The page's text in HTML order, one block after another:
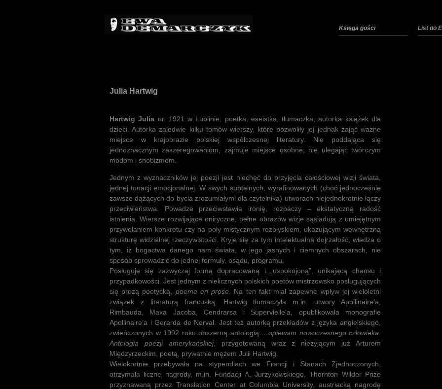
Księga gości List do
Julia Hartwig
Hartwig Julia ur. 1921 w Lublinie, poetka, eseistka, tłumaczka, autorka książek dla
dzieci. Autorka zaledwie kilku tomów wierszy, które pozwoliły jej jednak zająć ważne
miejsce w krajobrazie polskiej współczesnej literatury. Nie poddająca się
jednoznacznym zaszeregowaniom, zajmuje miejsce osobne, nie ulegając twórczym
modom i snobizmom.
Jednym z wyznaczników jej poezji jest niechęć do przyjęcia całościowej wizji świata,
jednej tonacji emocjonalnej. W swych subtelnych, wyrafinowanych (choć jednocześnie
zawsze dążących do bycia zrozumiałymi dla czytelnika) utworach niejednokrotnie łączy
przeciwieństwa. Powadze przeciwstawia ironię, rozpaczy – ekstatyczną radość
istnienia. Wiersze rozwijające oniryczne, pełne obrazów wizje sąsiadują z umiejętnym
przywołaniem konkretu czy na poły mistycznym rozbłyskiem, ukazującym wewnętrzną
strukturę widzialnej rzeczywistości. Kryje się za tym intelektualna dojrzałość, wiedza o
tym, iż bogactwa danego nam świata, w jego jasnych i ciemnych obszarach, nie
sposób sprowadzić do jednej formuły, osądu, programu.
Posługuje się zazwyczaj formą dopracowaną i „uspokojoną”, unikającą chaosu i
przypadkowości. Jest jednym z nielicznych polskich poetów mistrzowsko posługujących
się prozą poetycką, poeme en prose . Na ten fakt miał zapewne wpływ jej wieloletni
związek z literaturą francuską. Hartwig tłumaczyła m.in. utwory Apollinaire’a,
Rimbauda, Maxa Jacoba, Cendrarsa i Supervielle’a, opublikowała monografie
Apollinaire’a i Gerarda de Nerval. Jest też autorką przekładów z języka angielskiego,
zwieńczonych w 1992 roku obszerną antologią …opiewam nowoczesnego człowieka.
Antologia poezji amerykańskiej, przygotowaną wraz z nieżyjącym już Arturem
Międzyrzeckim, poetą, prywatnie mężem Julii Hartwig.
Wielokrotnie przebywała na stypendiach we Francji i Stanach Zjednoczonych,
otrzymała liczne nagrody, m.in. Fundacji A. Jurzykowskiego, Thornton Wilder Prize
przyznawaną przez Translation Center at Columbia University, austriacką nagrodę